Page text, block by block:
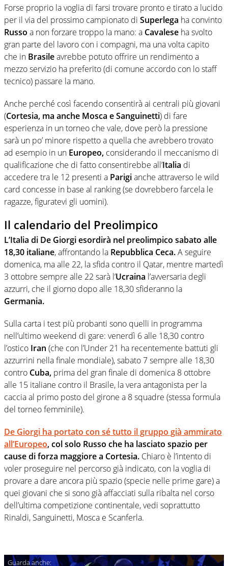
Forse proprio la voglia di farsi trovare pronto e tirato a lucido
per il via del prossimo campionato di Superlega ha convinto
Russo a non forzare troppo la mano: a Cavalese ha svolto
gran parte del lavoro con i compagni, ma una volta capito
che in Brasileavrebbe potuto offrire un rendimento a
mezzo servizio ha preferito (di comune accordo con lo staff
tecnico) passare la mano.
Anche perché così facendo consentirà ai centrali più giovani
(Cortesia, ma anche Mosca e Sanguinetti) di fare
esperienza in un torneo che vale, dove però la pressione
sarà un po’ minore rispetto a quella che avrebbero trovato
ad esempio in un Europeo, considerando il meccanismo di
qualificazione che di fatto consentirebbe all’Italia di
accedere tra le 12 presenti a Parigianche attraverso le wild
card concesse in base al ranking (se dovrebbero farcela le
ragazze, figuratevi gli uomini).
Il calendario del Preolimpico
L’Italia di De Giorgi esordirà nel preolimpico sabato alle
18,30 italiane, affrontando la Repubblica Ceca.A seguire
domenica, ma alle 22, la sfida contro il Qatar, mentre martedì
3 ottobre sempre alle 22 sarà l’Ucraina l’avversaria degli
azzurri, che il giorno dopo alle 18,30 sfideranno la
Germania.
Sulla carta i test più probanti sono quelli in programma
nell’ultimo weekend di gare: venerdì 6 alle 18,30 contro
l’ostico Iran (che con l’Under 21 ha recentemente battuti gli
azzurrini nella finale mondiale), sabato 7 sempre alle 18,30
contro Cuba, prima del gran finale di domenica 8 ottobre
alle 15 italiane contro il Brasile, la vera antagonista per la
caccia al primo posto del girone a 8 squadre (stessa formula
del torneo femminile).
De Giorgi ha portato con sé tutto il gruppo già ammirato
all’Europeo, col solo Russo che ha lasciato spazio per
cause di forza maggiore a Cortesia. Chiaro è l’intento di
voler proseguire nel percorso già indicato, con la voglia di
provare a dare ancora più spazio (specie nelle prime gare) a
quei giovani che si sono già affacciati sulla ribalta nel corso
dell’ultima competizione continentale, vedi soprattutto
Rinaldi, Sanguinetti, Mosca e Scanferla.